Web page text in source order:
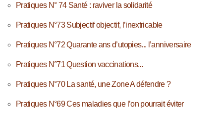
Pratiques N° 74 Santé : raviver la solidarité
Pratiques N°73 Subjectif objectif, l’inextricable
Pratiques N°72 Quarante ans d’utopies... l’anniversaire
Pratiques N°71 Question vaccinations...
Pratiques N°70 La santé, une Zone A défendre ?
Pratiques N°69 Ces maladies que l’on pourrait éviter